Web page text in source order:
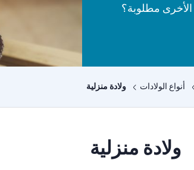
الأخرى مطلوبة؟
أنواع الولادات ولادة منزلية
ولادة منزلية